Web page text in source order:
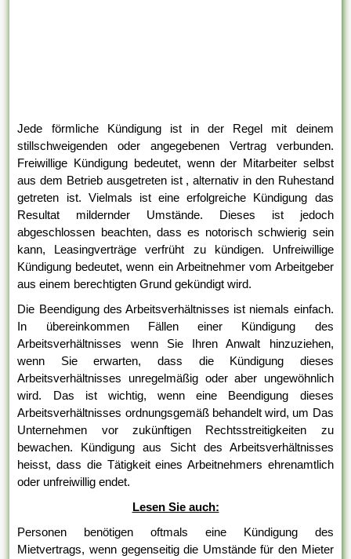
Jede förmliche Kündigung ist in der Regel mit deinem
stillschweigenden oder angegebenen Vertrag verbunden.
Freiwillige Kündigung bedeutet, wenn der Mitarbeiter selbst
aus dem Betrieb ausgetreten ist , alternativ in den Ruhestand
getreten ist. Vielmals ist eine erfolgreiche Kündigung das
Resultat mildernder Umstände. Dieses ist jedoch
abgeschlossen beachten, dass es notorisch schwierig sein
kann, Leasingverträge verfrüht zu kündigen. Unfreiwillige
Kündigung bedeutet, wenn ein Arbeitnehmer vom Arbeitgeber
aus einem berechtigten Grund gekündigt wird.
Die Beendigung des Arbeitsverhältnisses ist niemals einfach.
In übereinkommen Fällen einer Kündigung des
Arbeitsverhältnisses wenn Sie Ihren Anwalt hinzuziehen,
wenn Sie erwarten, dass die Kündigung dieses
Arbeitsverhältnisses unregelmäßig oder aber ungewöhnlich
wird. Das ist wichtig, wenn eine Beendigung dieses
Arbeitsverhältnisses ordnungsgemäß behandelt wird, um Das
Unternehmen vor zukünftigen Rechtsstreitigkeiten zu
bewachen. Kündigung aus Sicht des Arbeitsverhältnisses
heisst, dass die Tätigkeit eines Arbeitnehmers ehrenamtlich
oder unfreiwillig endet.
Lesen Sie auch:
Personen benötigen oftmals eine Kündigung des
Mietvertrags, wenn gegenseitig die Umstände für den Mieter